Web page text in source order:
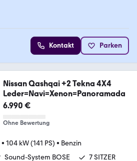
Kontakt Parken
Nissan Qashqai +2 Tekna 4X4
Leder=Navi=Xenon=Panoramada
6.990 €
Ohne Bewertung
• 104 kW (141 PS) • Benzin
Sound-System BOSE 7 SITZER